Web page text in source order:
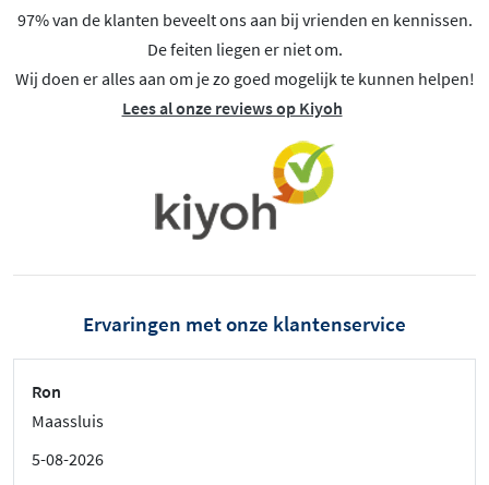
97% van de klanten beveelt ons aan bij vrienden en kennissen.
De feiten liegen er niet om.
Wij doen er alles aan om je zo goed mogelijk te kunnen helpen!
Lees al onze reviews op Kiyoh
Ervaringen met onze klantenservice
Ron
Maassluis
5-08-2026